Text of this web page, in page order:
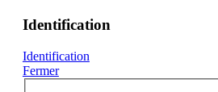
Identification
Identification
Fermer